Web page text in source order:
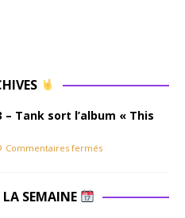
– Tank sort l’album « This
Commentaires fermés
LA SEMAINE